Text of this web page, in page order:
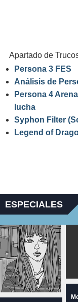
Apartado de
Persona 3 FES
Análisis de
Persona 4
lucha
Syphon Filter
Legend of
ESPECIALES